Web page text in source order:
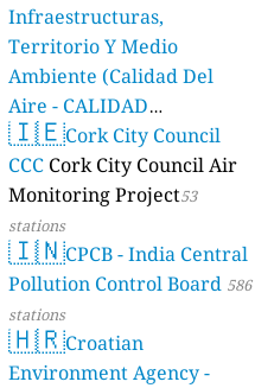
Infraestructuras,
Territorio Y Medio
Ambiente (Calidad Del
Aire - CALIDAD
AMBIENTAL) 23 stations
🇮🇪Cork City Council
CCC Cork City Council Air
Monitoring Project53
stations
🇮🇳CPCB - India Central
Pollution Control Board 586
stations
🇭🇷Croatian
Environment Agency -